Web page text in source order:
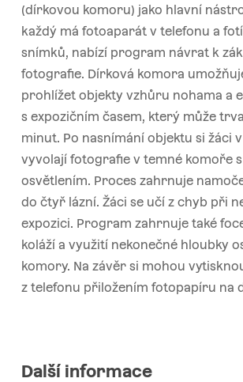
(dírkovou komoru) jako hlavní
každý má fotoaparát v telefonu a
snímků, nabízí program návrat k
fotografie. Dírková komora
prohlížet objekty vzhůru nohama a
s expozičním časem, který může
minut. Po nasnímání objektu si žáci
vyvolají fotografie v temné komoře
osvětlením. Proces zahrnuje
do čtyř lázní. Žáci se učí z chyb při
expozici. Program zahrnuje také
koláží a využití nekonečné hloubky
komory. Na závěr si mohou
z telefonu přiložením fotopapíru na
Další informace